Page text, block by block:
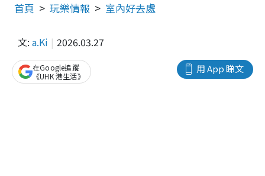
首頁 玩樂情報 室內好去處
文: a.Ki 2026.03.27
用 App 睇文
在Google追蹤
《UHK 港生活》